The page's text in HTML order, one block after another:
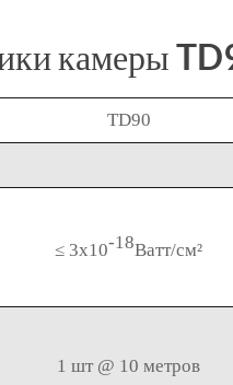
камеры
TD90
≤ 3x10-18Ватт/см²
1 шт @ 10 метров